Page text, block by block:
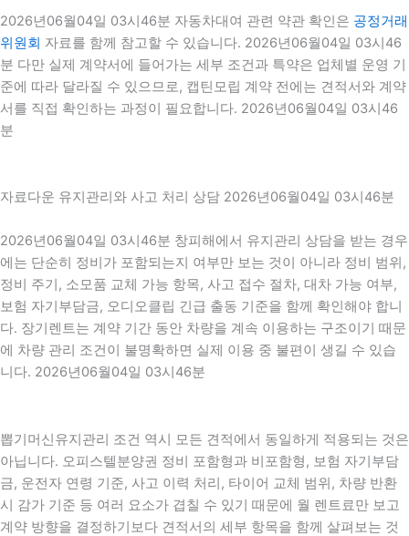
2026년06월04일 03시46분 자동차대여 관련 약관 확인은 공정거래
위원회 자료를 함께 참고할 수 있습니다. 2026년06월04일 03시46
분 다만 실제 계약서에 들어가는 세부 조건과 특약은 업체별 운영 기
준에 따라 달라질 수 있으므로, 캡틴모립 계약 전에는 견적서와 계약
서를 직접 확인하는 과정이 필요합니다. 2026년06월04일 03시46
분
자료다운 유지관리와 사고 처리 상담 2026년06월04일 03시46분
2026년06월04일 03시46분 창피해에서 유지관리 상담을 받는 경우
에는 단순히 정비가 포함되는지 여부만 보는 것이 아니라 정비 범위,
정비 주기, 소모품 교체 가능 항목, 사고 접수 절차, 대차 가능 여부,
보험 자기부담금, 오디오클립 긴급 출동 기준을 함께 확인해야 합니
다. 장기렌트는 계약 기간 동안 차량을 계속 이용하는 구조이기 때문
에 차량 관리 조건이 불명확하면 실제 이용 중 불편이 생길 수 있습
니다. 2026년06월04일 03시46분
뽑기머신유지관리 조건 역시 모든 견적에서 동일하게 적용되는 것은
아닙니다. 오피스텔분양권 정비 포함형과 비포함형, 보험 자기부담
금, 운전자 연령 기준, 사고 이력 처리, 타이어 교체 범위, 차량 반환
시 감가 기준 등 여러 요소가 겹칠 수 있기 때문에 월 렌트료만 보고
계약 방향을 결정하기보다 견적서의 세부 항목을 함께 살펴보는 것